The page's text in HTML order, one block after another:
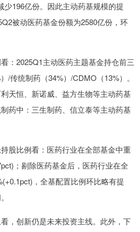
少196亿份。因此主动药基规模的提
被动医药基金份额为2580亿份，环
：2025Q1主动医药主题基金持仓前三
/传统制药（34%）/CDMO（13%）。
天恒、新诺威、益方生物等主动药基
药中：三生制药、信立泰等主动药基
股比例看：医药行业在全部基金中重
；剔除医药基金后，医药行业在全
，全基配置比例环比略有提
，创新仍是未来投资主线。此外，下